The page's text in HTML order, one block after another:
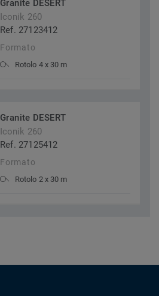
Granite DESERT
Iconik 260
Ref. 27123412
Formato
Rotolo 4 x 30 m
Granite DESERT
Iconik 260
Ref. 27125412
Formato
Rotolo 2 x 30 m